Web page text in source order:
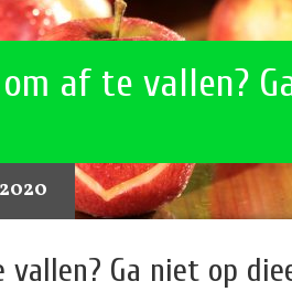
af te vallen?
vallen? Ga niet op